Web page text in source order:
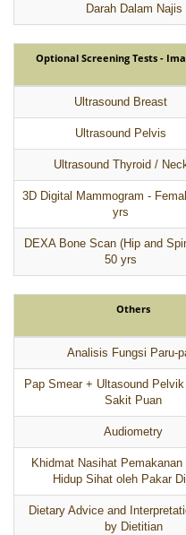
Darah Dalam Najis
Optional Screening Tests -
Ultrasound Breast
Ultrasound Pelvis
Ultrasound Thyroid /
3D Digital Mammogram -
yrs
DEXA Bone Scan (Hip and
50 yrs
Others
Analisis Fungsi Paru-
Pap Smear + Ultasound
Sakit Puan
Audiometry
Khidmat Nasihat Pemakanan
Hidup Sihat oleh Pakar
Dietary Advice and
by Dietitian